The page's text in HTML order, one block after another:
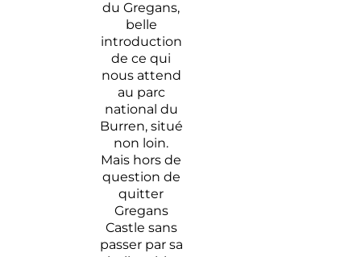
du Gregans,
belle
introduction
de ce qui
nous attend
au parc
national du
Burren, situé
non loin.
Mais hors de
question de
quitter
Gregans
Castle sans
passer par sa